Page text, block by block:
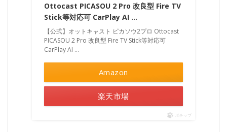
Ottocast PICASOU 2 Pro 改良型 Fire TV
Stick等対応可 CarPlay AI …
【公式】オットキャスト ピカソウ2プロ Ottocast
PICASOU 2 Pro 改良型 Fire TV Stick等対応可
CarPlay AI …
Amazon
楽天市場
ポチップ